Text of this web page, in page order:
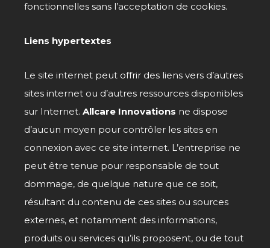
fonctionnelles sans l’acceptation de cookies.
Liens hypertextes
Le site internet peut offrir des liens vers d’autres
sites internet ou d’autres ressources disponibles
sur Internet.Allcare Innovations ne dispose
d’aucun moyen pour contrôler les sites en
connexion avec ce site internet. L’entreprise ne
peut être tenue pour responsable de tout
dommage, de quelque nature que ce soit,
résultant du contenu de ces sites ou sources
externes, et notamment des informations,
produits ou services qu’ils proposent, ou de tout